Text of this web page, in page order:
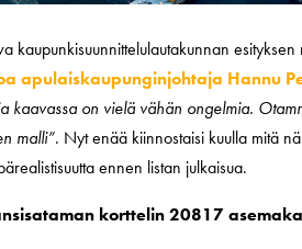
kaupunkisuunnittelulautakunnan
apulaiskaupunginjohtaja Hannu
kaavassa on vielä vähän ongelmia.
malli”. Nyt enää kiinnostaisi kuulla mitä
ennen listan julkaisua.
korttelin 20817